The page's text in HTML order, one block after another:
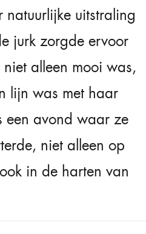
natuurlijke uitstraling
jurk zorgde ervoor
niet alleen mooi was,
lijn was met haar
een avond waar ze
niet alleen op
in de harten van